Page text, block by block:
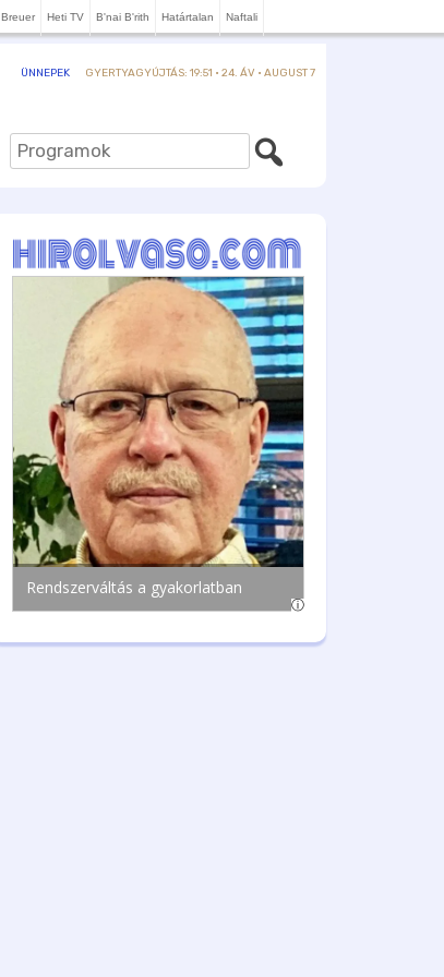
Breuer Heti TV B'nai B'rith Határtalan Naftali
ÜNNEPEK GYERTYAGYÚJTÁS: 19:51 · 24. ÁV · AUGUST 7